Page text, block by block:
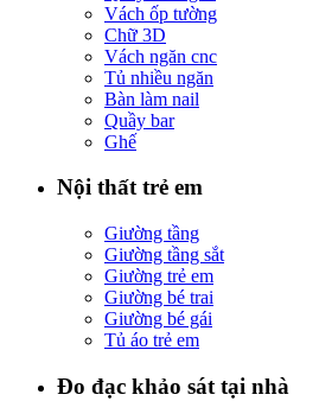
Vách ốp tường
Chữ 3D
Vách ngăn cnc
Tủ nhiều ngăn
Bàn làm nail
Quầy bar
Ghế
Nội thất trẻ em
Giường tầng
Giường tầng sắt
Giường trẻ em
Giường bé trai
Giường bé gái
Tủ áo trẻ em
Đo đạc khảo sát tại nhà